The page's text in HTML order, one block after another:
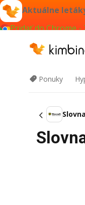
Aktuálne
Pridať do Chrome -
Ponuky